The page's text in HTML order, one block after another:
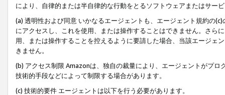
により、自律的または半自律的な行動をとるソフトウェアまたはサー
(a) 透明性および同意 いかなるエージェントも、エージェント規約の
にアクセスし、これを使用、または操作することはできません。さら
用、または操作することを控えるように要請した場合、当該エージェ
きません。
(b) アクセス制限 Amazonは、独自の裁量により、エージェントがプ
技術的手段などによって制限する場合があります。
(c) 技術的要件 エージェントは以下を行う必要があります。